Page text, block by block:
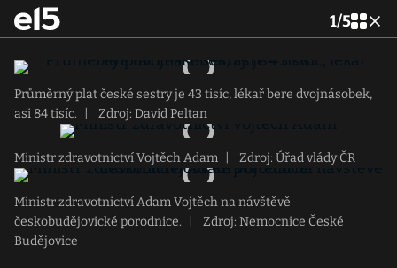
1/5
Průměrný plat české sestry je 43 tisíc, lékař bere dvojnásobek,
asi 84 tisíc.
Zdroj: David Peltan
Ministr zdravotnictví Vojtěch Adam Zdroj: Úřad vlády ČR
Ministr zdravotnictví Adam Vojtěch na návštěvě
českobudějovické porodnice.
Zdroj: Nemocnice České
Budějovice